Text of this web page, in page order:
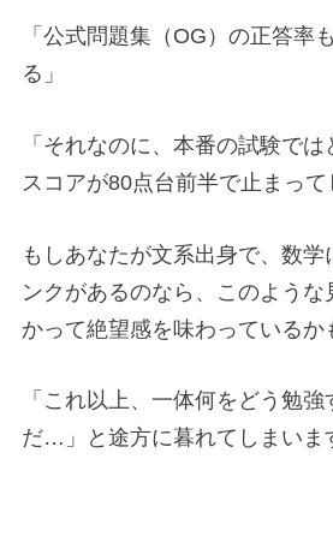
「公式問題集（OG）の正答率
る」
「それなのに、本番の試験で
スコアが80点台前半で止まって
もしあなたが文系出身で、数学
ンクがあるのなら、このような
かって絶望感を味わっているか
「これ以上、一体何をどう勉
だ…」と途方に暮れてしまいま